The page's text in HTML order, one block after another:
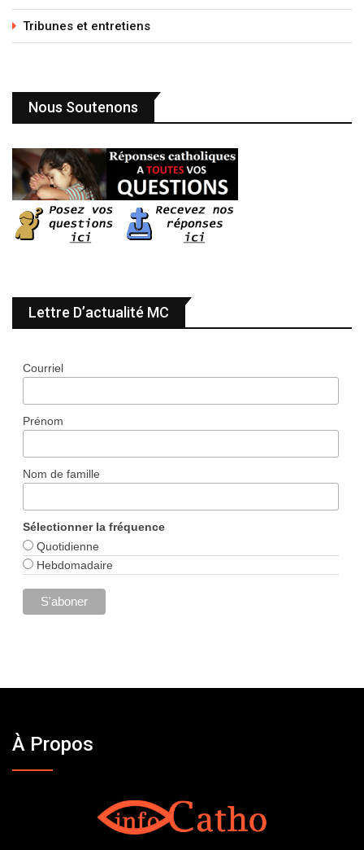
Tribunes et entretiens
Nous Soutenons
Lettre D’actualité MC
Courriel
Prénom
Nom de famille
Sélectionner la fréquence
Quotidienne
Hebdomadaire
À Propos